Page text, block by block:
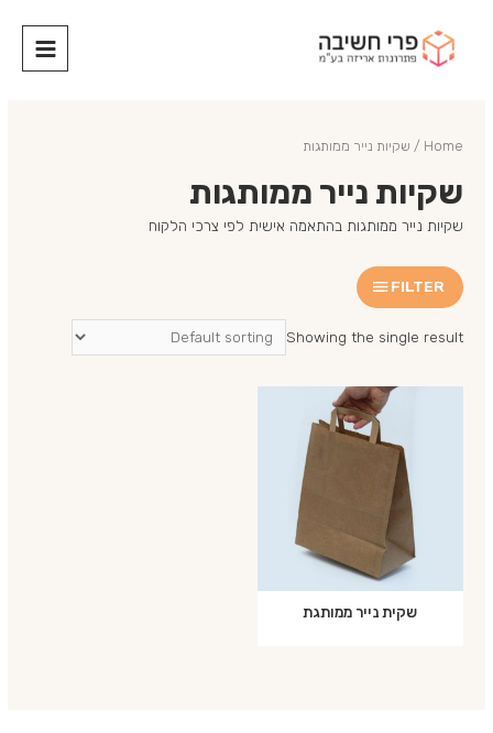
Home / שקיות נייר ממותגות
שקיות נייר ממותגות
שקיות נייר ממותגות בהתאמה אישית לפי צרכי הלקוח
FILTER
Showing the single result
שקית נייר ממותגת